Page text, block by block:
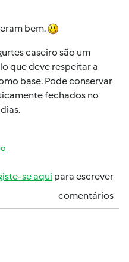
bem.
caseiro são um
que deve respeitar a
base. Pode conservar
fechados no
se aqui para escrever
comentários